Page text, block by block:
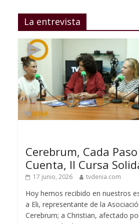
La entrevista
Cerebrum, Cada Paso
Cuenta, II Cursa
17 junio, 2026 tvdenia.com
Hoy hemos recibido en nuestros
a Eli, representante de la
Cerebrum; a Christian, afectado